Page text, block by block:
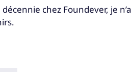
décennie chez Foundever, je